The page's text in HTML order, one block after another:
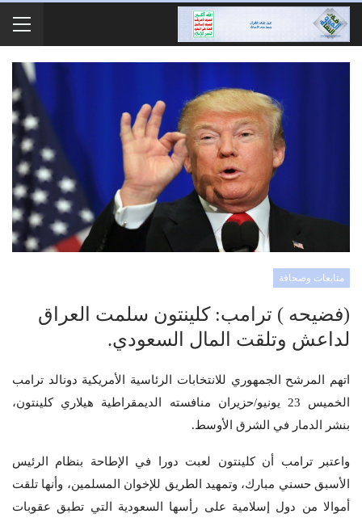
متابعات وصحافة
(فضيحه ) ترامب: كلينتون سلمت العراق
لداعش وتلقت المال السعودي.
اتهم المرشح الجمهوري للانتخابات الرئاسية الأمريكية دونالد ترامب
الخميس 23 يونيو/حزيران منافسته الديمقراطية هيلاري كلينتون،
بنشر الدمار في الشرق الأوسط.
واعتبر ترامب أن كلينتون لعبت دورا في الإطاحة بنظام الرئيس
الأسبق حسني مبارك، وتمهيد الطريق للإخوان المسلمين، وأنها تلقت
أموالا من دول إسلامية على رأسها السعودية التي تطبق عقوبات